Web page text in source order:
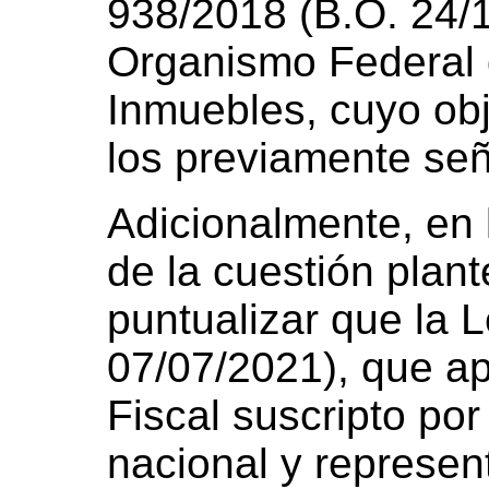
938/2018 (B.O.
Organismo
Inmuebles, cuyo
los previamente
Adicionalmente,
de la cuestión
puntualizar que la
07/07/2021), que
Fiscal suscripto
nacional y